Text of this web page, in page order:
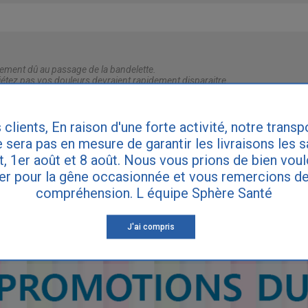
dû au passage de la bandelette.
pas vos douleurs devraient rapidement disparaitre.
DES QUESTIONS
réponse ne remplace pas le diagnostic de votre médecin. Consultez
si vous souffrez d'incontinence.
clients, En raison d'une forte activité, notre
sera pas en mesure de garantir les livraisons les
1er août et 8 août. Nous vous prions de bien
pour la gêne occasionnée et vous remercions
compréhension. L équipe Sphère Santé
J'ai compris